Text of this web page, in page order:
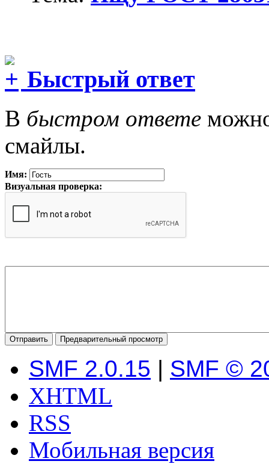
Быстрый ответ
В быстром ответе
смайлы.
Имя:
Визуальная проверка:
SMF 2.0.15 | SMF ©
XHTML
RSS
Мобильная версия